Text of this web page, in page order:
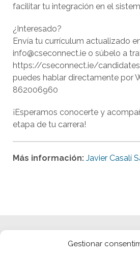
Gestionar
facilitar tu integración en el
¿Interesado?
Envía tu currículum actualizado
info@cseconnect.ie o súbelo a
https://cseconnect.ie/
puedes hablar directamente por
862006960
¡Esperamos conocerte y
etapa de tu carrera!
Más información: Javier Casalí